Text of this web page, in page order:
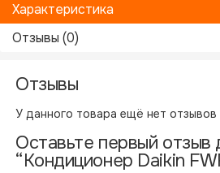
Характеристика
Отзывы (0)
Производитель
Отзывы
У данного товара ещё нет отзывов
Оставьте первый отзыв
“Кондиционер Daikin